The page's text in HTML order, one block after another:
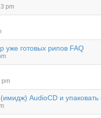
pm
уже готовых рипов FAQ
pm
AudioCD и упаковать